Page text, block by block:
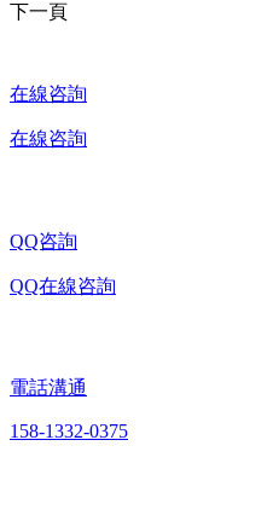
下一頁
在線咨詢
在線咨詢
QQ咨詢
QQ在線咨詢
電話溝通
158-1332-0375